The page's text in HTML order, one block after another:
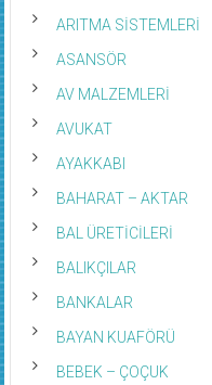
ARITMA SİSTEMLERİ
ASANSÖR
AV MALZEMLERİ
AVUKAT
AYAKKABI
BAHARAT – AKTAR
BAL ÜRETİCİLERİ
BALIKÇILAR
BANKALAR
BAYAN KUAFÖRÜ
BEBEK – ÇOÇUK